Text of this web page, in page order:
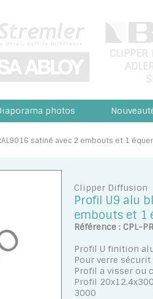
CLIPPER
photos
satiné avec 2 embouts et 1
Clipper Diffusion
Profil U9 alu
embouts et 1
Référence : CPL-
Profil U finition
Pour verre
Profil a visser ou
Profil
3000